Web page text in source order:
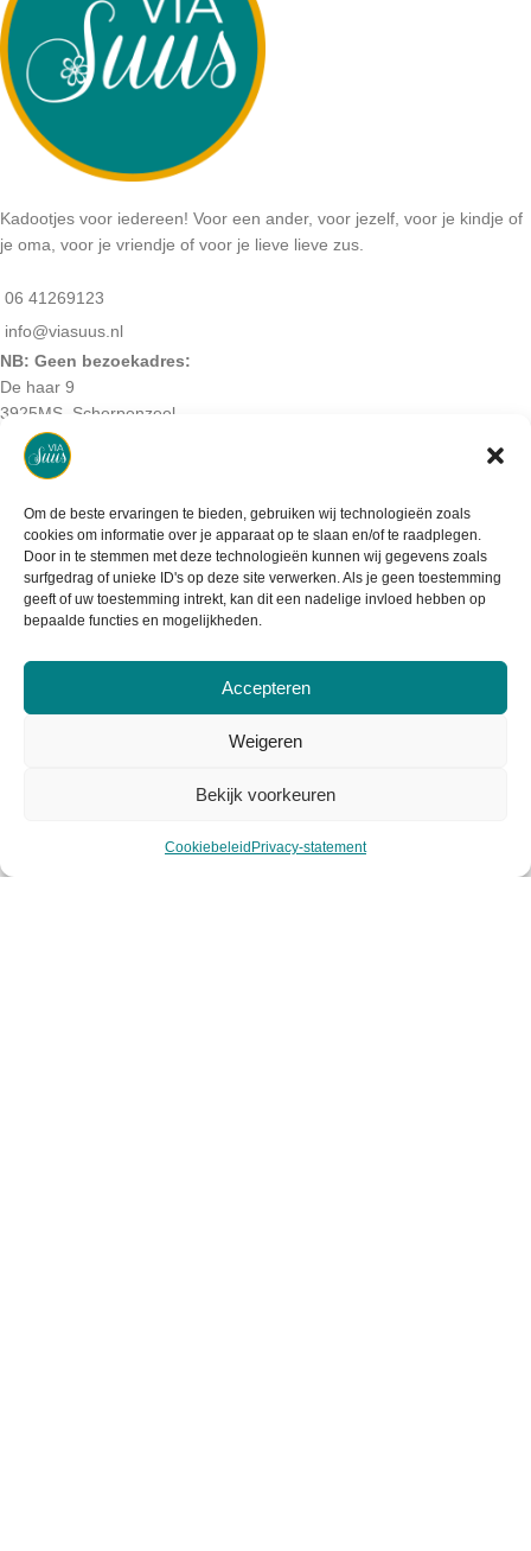
Om de beste ervaringen te bieden, gebruiken wij technologieën zoals
cookies om informatie over je apparaat op te slaan en/of te raadplegen.
Door in te stemmen met deze technologieën kunnen wij gegevens zoals
surfgedrag of unieke ID's op deze site verwerken. Als je geen toestemming
geeft of uw toestemming intrekt, kan dit een nadelige invloed hebben op
bepaalde functies en mogelijkheden.
Accepteren
Weigeren
Bekijk voorkeuren
Cookiebeleid Privacy-statement
Kadootjes voor iedereen! Voor een ander, voor jezelf, voor je kindje of
je oma, voor je vriendje of voor je lieve lieve zus.
06 41269123
info@viasuus.nl
NB: Geen bezoekadres:
De haar 9
3925MS, Scherpenzeel
KVK-nummer: 64405745
BTW-nummer: NL001952488B07
Informatie
Over Viasuus